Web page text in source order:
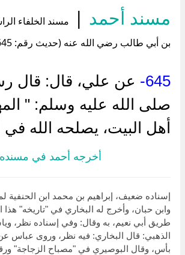
مسند أحمد |
مسند الخلفاء
بن أبي طالب رضي الله عنه (حديث رقم: 645 )
645-
عن علي، قال: قال
صلى الله عليه وسلم: "
أهل البيت، يصلحه الله في
أخرجه أحمد في مسنده
إسناده ضعيف، إبراهيم بن محمد ابن الحنفية
طريق أبي نعيم، به وقال: وفي إسناده نظر،
الذهبي: قال البخاري: فيه نظر، وروى عباس